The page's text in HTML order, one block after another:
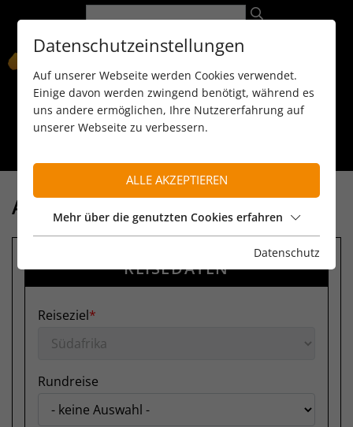
089 / 8 11 90 15
ANFRAGE
REISEDATEN
Reiseziel
Rundreise
Datenschutzeinstellungen
Auf unserer Webseite werden Cookies verwendet.
Einige davon werden zwingend benötigt, während es
uns andere ermöglichen, Ihre Nutzererfahrung auf
unserer Webseite zu verbessern.
ALLE AKZEPTIEREN
Mehr über die genutzten Cookies erfahren
Datenschutz